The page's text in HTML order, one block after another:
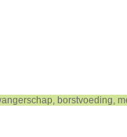
borstvoeding,